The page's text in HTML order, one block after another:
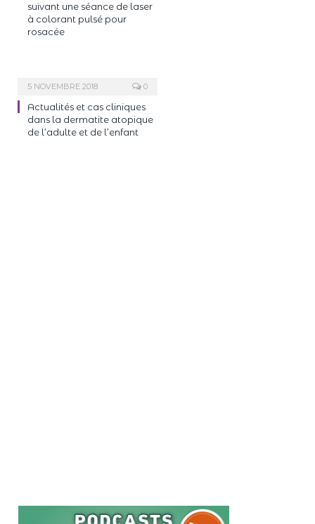
suivant une séance de laser
à colorant pulsé pour
rosacée
5 NOVEMBRE 2018 0
Actualités et cas cliniques
dans la dermatite atopique
de l’adulte et de l’enfant